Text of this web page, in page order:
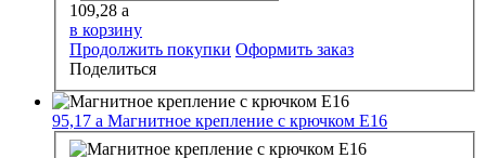
109,28 a
в корзину
Продолжить покупки Оформить заказ
Поделиться
95,17 a Магнитное крепление с крючком E16